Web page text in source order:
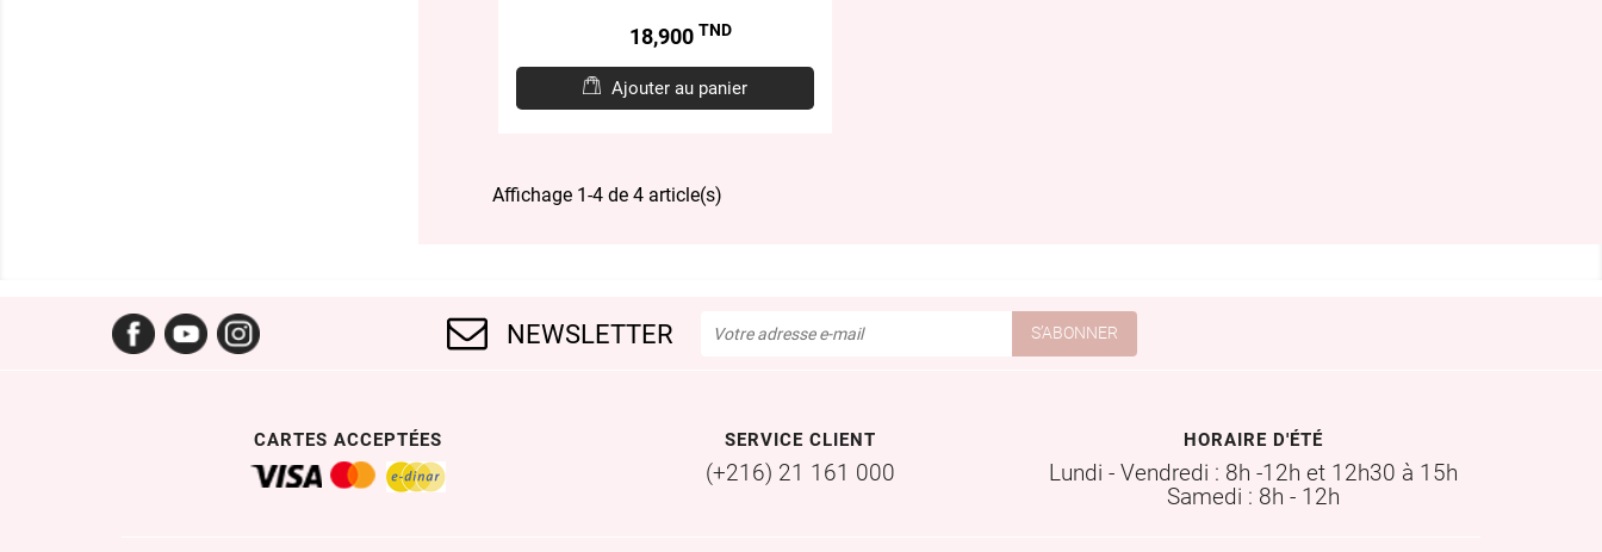
Prix18,900 TND
Ajouter au panier
Affichage 1-4 de 4 article(s)
NEWSLETTER
FacebookYouTube
CARTES ACCEPTÉES SERVICE CLIENT
(+216) 21 161 000
HORAIRE D'ÉTÉ
Lundi - Vendredi : 8h -12h et 12h30 à 15h
Samedi : 8h - 12h